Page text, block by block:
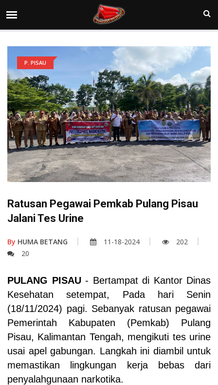
P. PISAU
Ratusan Pegawai Pemkab Pulang Pisau
Jalani Tes Urine
By HUMA BETANG 11-18-2024
202
20
PULANG PISAU- Bertampat di Kantor Dinas
Kesehatan setempat, Pada hari Senin
(18/11/2024) pagi. Sebanyak ratusan pegawai
Pemerintah Kabupaten (Pemkab) Pulang
Pisau, Kalimantan Tengah, mengikuti tes urine
usai apel gabungan. Langkah ini diambil untuk
memastikan lingkungan kerja bebas dari
penyalahgunaan narkotika.